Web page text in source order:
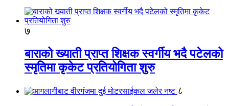
७
बाराको ख्याती प्राप्त शिक्षक स्वर्गीय भदै पटेलको
स्मृतिमा कृकेट प्रतियोगिता शुरु
८